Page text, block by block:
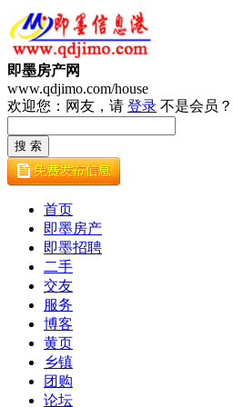
即墨房产网
www.qdjimo.com/house
欢迎您：网友，请 登录 不是会员？
首页
即墨房产
即墨招聘
二手
交友
服务
博客
黄页
乡镇
团购
论坛